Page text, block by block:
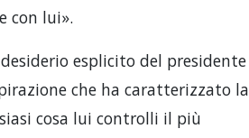
con lui».
esplicito del presidente
che ha caratterizzato la
cosa lui controlli il più